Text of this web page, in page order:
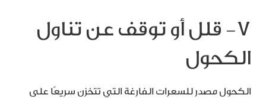
7- قلل أو توقف عن تناول
الكحول
الكحول مصدر للسعرات الفارغة التي تتخزن سريعًا على